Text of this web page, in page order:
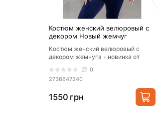
Костюм женский велюровый с
декором Новый жемчуг
Костюм женский велюровый с
декором жемчуга - новинка от
Материал из турец..
0
2736647240
1550 грн